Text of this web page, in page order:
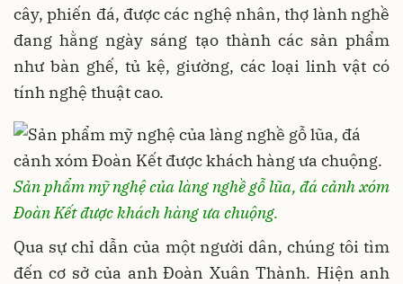
cây, phiến đá, được các nghệ nhân, thợ lành nghề
đang hằng ngày sáng tạo thành các sản phẩm
như bàn ghế, tủ kệ, giường, các loại linh vật có
tính nghệ thuật cao.
Sản phẩm mỹ nghệ của làng nghề gỗ lũa, đá cảnh xóm
Đoàn Kết được khách hàng ưa chuộng.
Qua sự chỉ dẫn của một người dân, chúng tôi tìm
đến cơ sở của anh Đoàn Xuân Thành. Hiện anh